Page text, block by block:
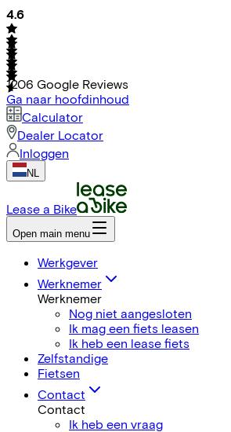
4.6
1206 Google Reviews
Ga naar hoofdinhoud
Calculator
Dealer Locator
Inloggen
NL
Lease a Bike
Open main menu
Werkgever
Werknemer
Werknemer
Nog niet aangesloten
Ik mag een fiets leasen
Ik heb een lease fiets
Zelfstandige
Fietsen
Contact
Contact
Ik heb een vraag